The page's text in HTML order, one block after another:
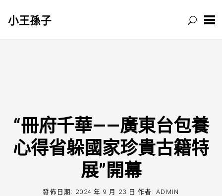
小王孫子
“冊府千華——廣東台包養
心得省躲國家珍貴古籍特
展”開幕
發佈日期: 2024 年 9 月 23 日 作者:ADMIN